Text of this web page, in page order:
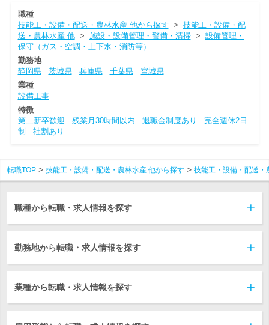
職種
技能工・設備・配送・農林水産 他から探す > 技能工・設備・配
送・農林水産 他> 施設・設備管理・警備・清掃> 設備管理・
保守（ガス・空調・上下水・消防等）
勤務地
静岡県
茨城県 兵庫県 千葉県
宮城県
業種
設備工事
特徴
第二新卒歓迎
残業月30時間以内 退職金制度あり
完全週休2日
制
社割あり
転職TOP 技能工・設備・配送・農林水産 他から探す 技能工・設備・配送・
職種から転職・求人情報を探す
勤務地から転職・求人情報を探す
業種から転職・求人情報を探す